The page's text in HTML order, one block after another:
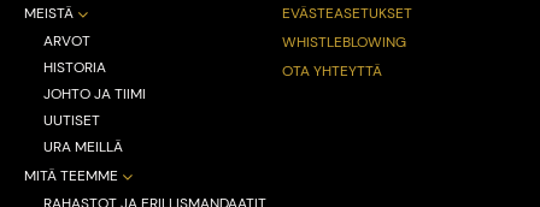
MEISTÄ
ARVOT
HISTORIA
JOHTO JA TIIMI
UUTISET
URA MEILLÄ
MITÄ TEEMME
EVÄSTEASETUKSET
WHISTLEBLOWING
OTA YHTEYTTÄ